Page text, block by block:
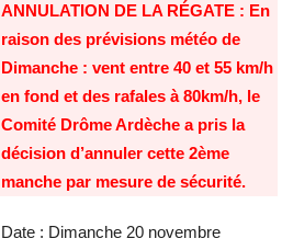
ANNULATION DE LA RÉGATE : En
raison des prévisions météo de
Dimanche : vent entre 40 et 55 km/h
en fond et des rafales à 80km/h, le
Comité Drôme Ardèche a pris la
décision d’annuler cette 2ème
manche par mesure de sécurité.
Date : Dimanche 20 novembre